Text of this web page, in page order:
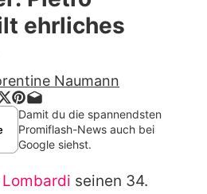
auf Promiflash
runterladen
Team
Richtlinien
ehrliches
Naumann
Damit du die spannendsten
Promiflash-News auch bei
Google siehst.
seinen 34.